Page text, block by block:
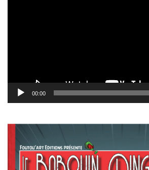
00:00